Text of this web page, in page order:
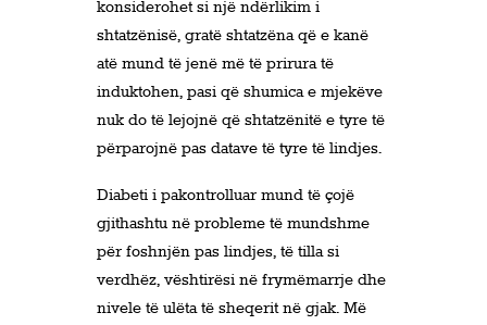
konsiderohet si një ndërlikim i
shtatzënisë, gratë shtatzëna që e kanë
atë mund të jenë më të prirura të
induktohen, pasi që shumica e mjekëve
nuk do të lejojnë që shtatzënitë e tyre të
përparojnë pas datave të tyre të lindjes.
Diabeti i pakontrolluar mund të çojë
gjithashtu në probleme të mundshme
për foshnjën pas lindjes, të tilla si
verdhëz, vështirësi në frymëmarrje dhe
nivele të ulëta të sheqerit në gjak. Më